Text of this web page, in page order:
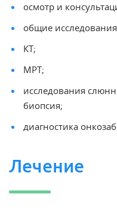
осмотр и
общие
КТ;
МРТ;
исследования
биопсия;
диагностика
Лечение